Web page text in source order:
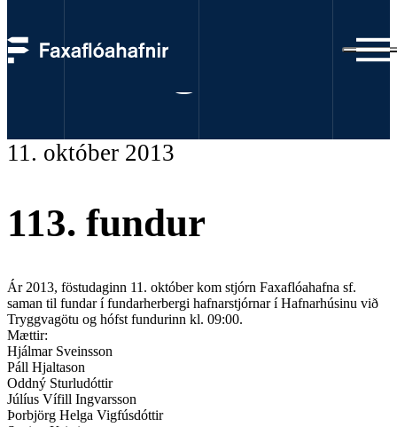
Fundargerðir
11. október 2013
113. fundur
Ár 2013, föstudaginn 11. október kom stjórn Faxaflóahafna sf.
saman til fundar í fundarherbergi hafnarstjórnar í Hafnarhúsinu við
Tryggvagötu og hófst fundurinn kl. 09:00.
Mættir:
Hjálmar Sveinsson
Páll Hjaltason
Oddný Sturludóttir
Júlíus Vífill Ingvarsson
Þorbjörg Helga Vigfúsdóttir